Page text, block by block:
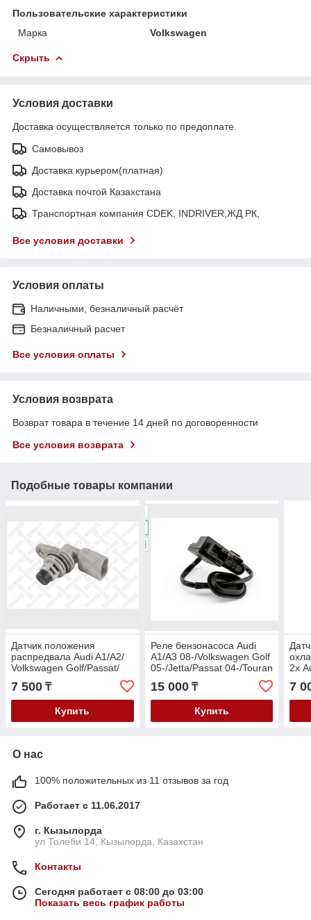
Пользовательские характеристики
Марка
Volkswagen
Скрыть
Условия доставки
Доставка осуществляется только по предоплате.
Самовывоз
Доставка курьером(платная)
Доставка почтой Казахстана
Транспортная компания CDEK, INDRIVER,ЖД РК,
Все условия доставки
Условия оплаты
Наличными, безналичный расчёт
Безналичный расчет
Все условия оплаты
Условия возврата
Возврат товара в течение 14 дней по договоренности
Все условия возврата
Подобные товары компании
Датчик положения
распредвала Audi A1/A2/
Volkswagen Golf/Passat/
POLO 09-/Skoda
Octavia/Fabia/ Rapid 11-
7 500 ₸
Купить
Реле бензонасоса Audi
A1/A3 08-/Volkswagen Golf
05-/Jetta/Passat 04-/Touran
/Tiguan/Skoda Octavia
/Rapid 11-
15 000₸
Купить
2х
7
О нас
100% положительных из 11 отзывов за год
Работает с 11.06.2017
г. Кызылорда
ул Толеби 14, Кызылорда, Казахстан
Контакты
Сегодня работает с 08:00 до 03:00
Показать весь график работы